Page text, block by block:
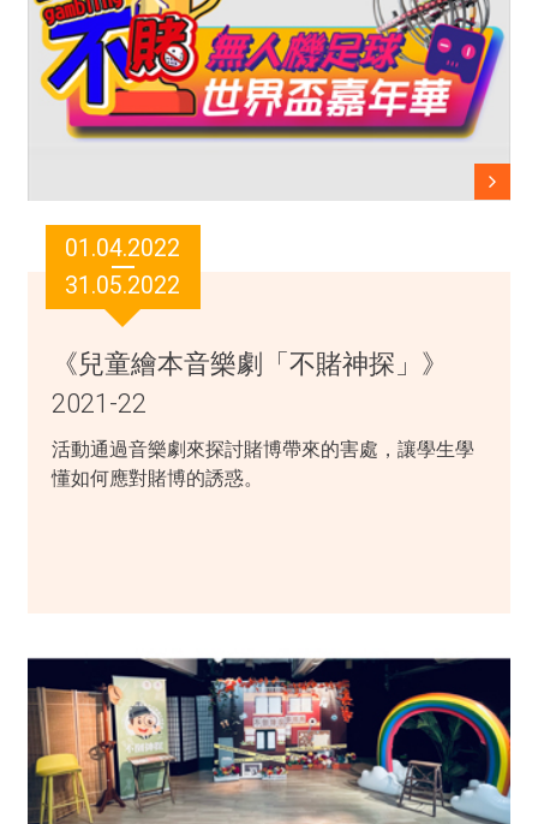
01.04.2022
31.05.2022
《兒童繪本音樂劇「不賭神探」》
2021-22
活動通過音樂劇來探討賭博帶來的害處，讓學生學
懂如何應對賭博的誘惑。